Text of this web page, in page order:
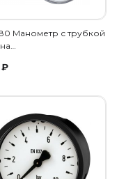
Манометр с трубкой
₽